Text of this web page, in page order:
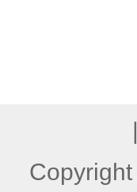
|
Copyright